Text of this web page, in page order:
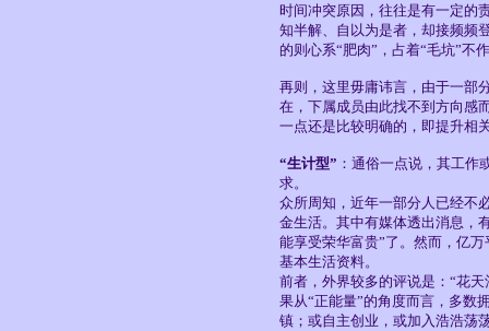
时间冲突原因，往往是有一定的
知半解、自以为是者，却接频频
的则心系“肥肉”，占着“毛坑”不
再则，这里毋庸讳言，由于一部
在，下属成员由此找不到方向感
一点还是比较明确的，即提升相
“生计型” ：通俗一点说，其工作
求。
众所周知，近年一部分人已经不
金生活。其中有媒体透出消息，
能享受荣华富贵”了。然而，亿
基本生活资料。
前者，外界较多的评说是：“花
果从“正能量”的角度而言，多
镇；或自主创业，或加入浩浩荡